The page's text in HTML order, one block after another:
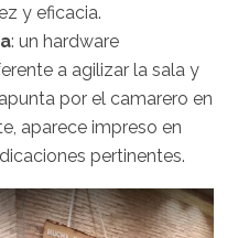
y eficacia.
: un hardware
a agilizar la sala y
por el camarero en
aparece impreso en
pertinentes.